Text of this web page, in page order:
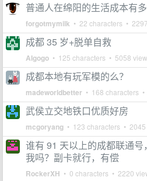
普通人在绵阳的生活成本有
forgotmymilk • 22 characters •
成都 35 岁+脱单自救
AIgogo • 125 characters • 5058
成都本地有玩军模的么？
madeworldbetter • 168 characters
武侯立交地铁口优质好房
mcgoryang • 123 characters •
谁有 91 天以上的成都联通
我吗？副卡就行，有偿
RockerXH • 0 characters • 2220